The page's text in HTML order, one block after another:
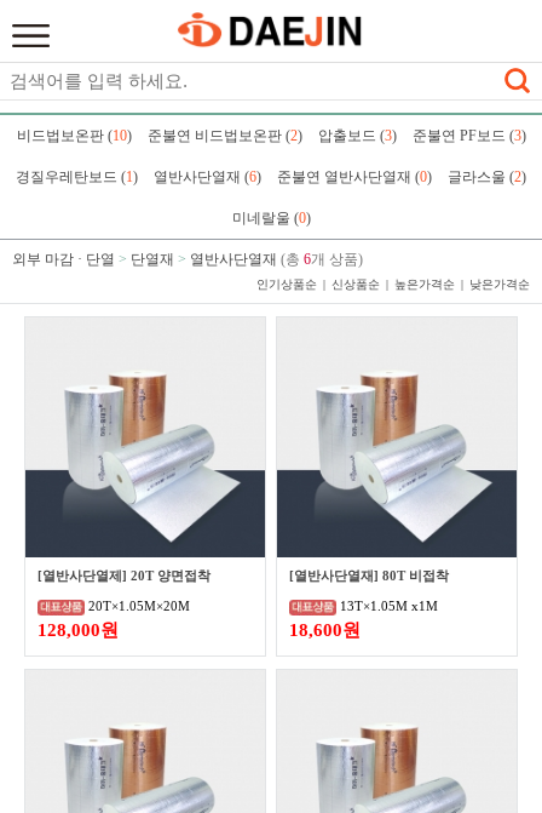
비드법보온판 (10) 준불연 비드법보온판 (2) 압출보드 (3) 준불연 PF보드 (3)
경질우레탄보드 (1) 열반사단열재 (6) 준불연 열반사단열재 (0) 글라스울 (2)
미네랄울 (0)
외부 마감 · 단열 > 단열재 > 열반사단열재 (총 6개 상품)
인기상품순 신상품순 높은가격순 낮은가격순
[열반사단열제] 20T 양면접착
20T×1.05M×20M
128,000원
[열반사단열재] 80T 비접착
13T×1.05M x1M
18,600원